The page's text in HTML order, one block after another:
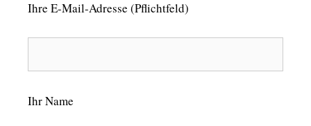
Ihre E-Mail-Adresse (Pflichtfeld)
Ihr Name